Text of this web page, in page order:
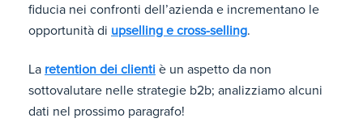
fiducia nei confronti dell’azienda e incrementano le
opportunità di upselling e cross-selling.
La retention dei clienti è un aspetto da non
sottovalutare nelle strategie b2b; analizziamo alcuni
dati nel prossimo paragrafo!